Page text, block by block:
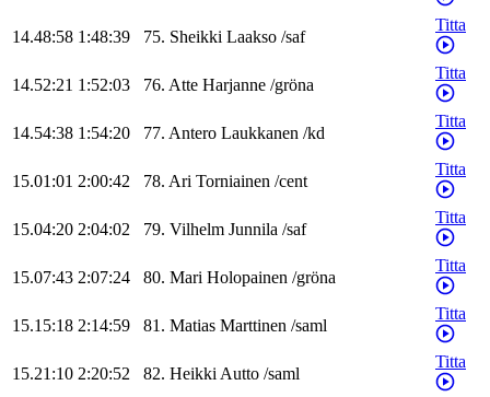
14.48:58 1:48:39 75. Sheikki Laakso /saf
Titta
14.52:21 1:52:03 76. Atte Harjanne /gröna
Titta
14.54:38 1:54:20 77. Antero Laukkanen /kd
Titta
15.01:01 2:00:42 78. Ari Torniainen /cent
Titta
15.04:20 2:04:02 79. Vilhelm Junnila /saf
Titta
15.07:43 2:07:24 80. Mari Holopainen /gröna
Titta
15.15:18 2:14:59 81. Matias Marttinen /saml
Titta
15.21:10 2:20:52 82. HeikkiAutto /saml
Titta